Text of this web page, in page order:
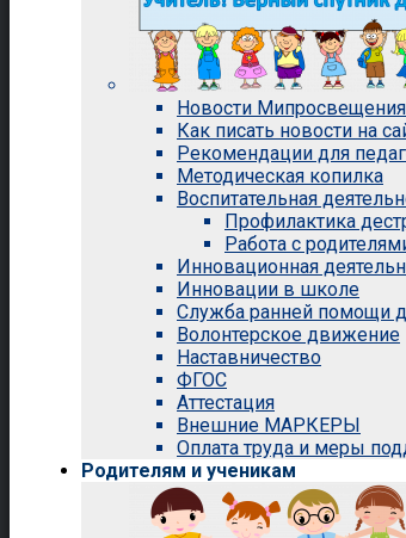
Новости
Как писать новости на
Рекомендации для
Методическая копилка
Воспитательная
Профилактика
Работа с
Инновационная
Инновации в школе
Служба ранней помощи
Волонтерское движение
Наставничество
ФГОС
Аттестация
Внешние МАРКЕРЫ
Оплата труда и меры
Родителям и ученикам